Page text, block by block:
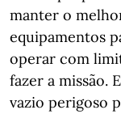
manter o
equipamentos
operar com
fazer a missão.
vazio perigoso